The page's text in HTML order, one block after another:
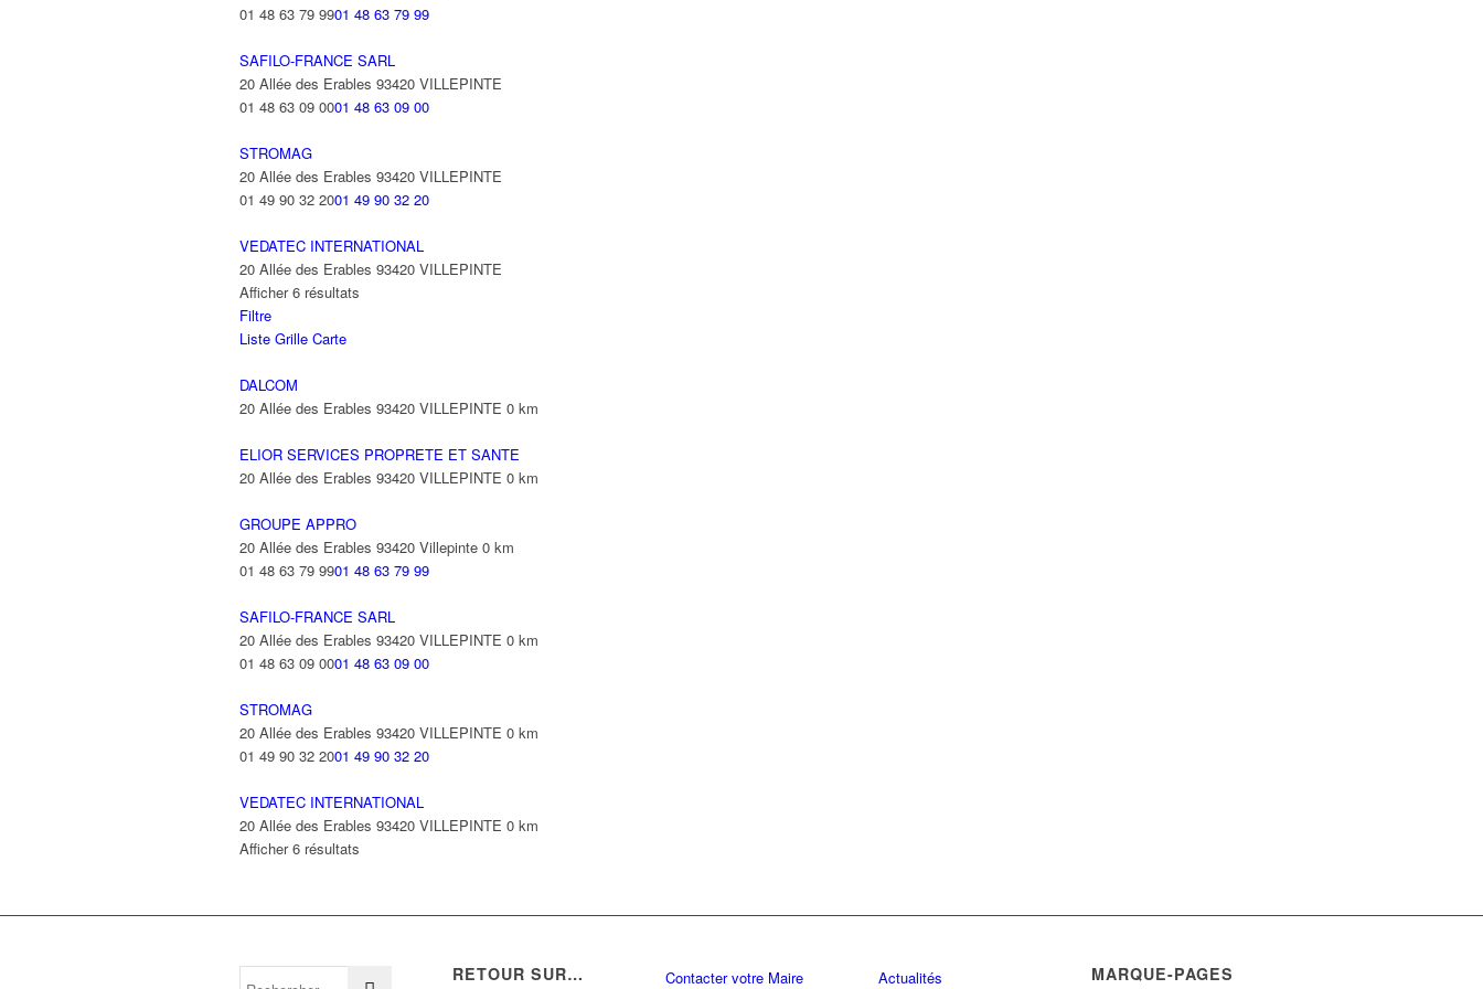
01 48 63 79 9901 48 63 79 99
SAFILO-FRANCE SARL
20 Allée des Erables 93420 VILLEPINTE
01 48 63 09 0001 48 63 09 00
STROMAG
20 Allée des Erables 93420 VILLEPINTE
01 49 90 32 2001 49 90 32 20
VEDATEC INTERNATIONAL
20 Allée des Erables 93420 VILLEPINTE
Afficher 6 résultats
Filtre
Liste Grille Carte
DALCOM
20 Allée des Erables 93420 VILLEPINTE 0 km
ELIOR SERVICES PROPRETE ET SANTE
20 Allée des Erables 93420 VILLEPINTE 0 km
GROUPE APPRO
20 Allée des Erables 93420 Villepinte 0 km
01 48 63 79 9901 48 63 79 99
SAFILO-FRANCE SARL
20 Allée des Erables 93420 VILLEPINTE 0 km
01 48 63 09 0001 48 63 09 00
STROMAG
20 Allée des Erables 93420 VILLEPINTE 0 km
01 49 90 32 2001 49 90 32 20
VEDATEC INTERNATIONAL
20 Allée des Erables 93420 VILLEPINTE 0 km
Afficher 6 résultats
RETOUR SUR… Contacter votre Maire Actualités MARQUE-PAGES